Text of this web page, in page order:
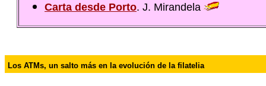
Carta desde Porto. J. Mirandela
Los ATMs, un salto más en la evolución de la filatelia